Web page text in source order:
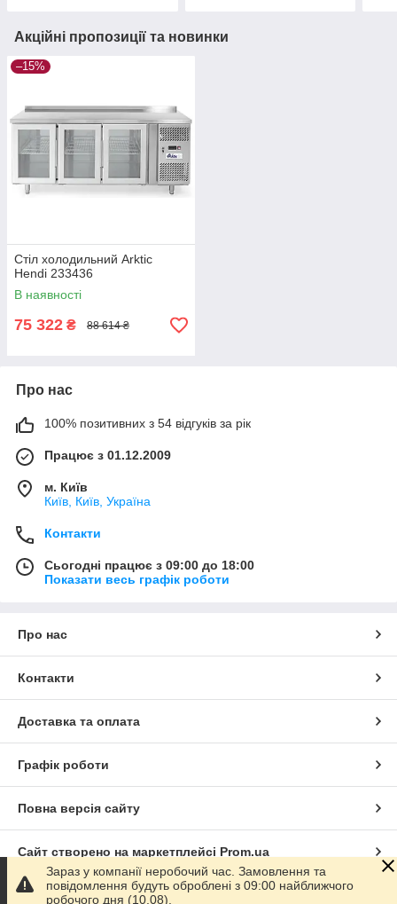
Акційні пропозиції та новинки
–15%
Стіл холодильний Arktic
Hendi 233436
В наявності
75 322 ₴ 88 614 ₴
Про нас
100% позитивних з 54 відгуків за рік
Працює з 01.12.2009
м. Київ
Київ, Київ, Україна
Контакти
Сьогодні працює з 09:00 до 18:00
Показати весь графік роботи
Про нас
Контакти
Доставка та оплата
Графік роботи
Повна версія сайту
Сайт створено на маркетплейсі Prom.ua
Політика конфіденційності
Зараз у компанії неробочий час. Замовлення та
повідомлення будуть оброблені з 09:00 найближчого
робочого дня (10.08).